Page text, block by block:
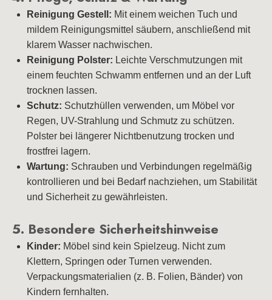
Reinigung Gestell: Mit einem weichen Tuch und
mildem Reinigungsmittel säubern, anschließend mit
klarem Wasser nachwischen.
Reinigung Polster: Leichte Verschmutzungen mit
einem feuchten Schwamm entfernen und an der Luft
trocknen lassen.
Schutz: Schutzhüllen verwenden, um Möbel vor
Regen, UV-Strahlung und Schmutz zu schützen.
Polster bei längerer Nichtbenutzung trocken und
frostfrei lagern.
Wartung: Schrauben und Verbindungen regelmäßig
kontrollieren und bei Bedarf nachziehen, um Stabilität
und Sicherheit zu gewährleisten.
5. Besondere Sicherheitshinweise
Kinder: Möbel sind kein Spielzeug. Nicht zum
Klettern, Springen oder Turnen verwenden.
Verpackungsmaterialien (z. B. Folien, Bänder) von
Kindern fernhalten.